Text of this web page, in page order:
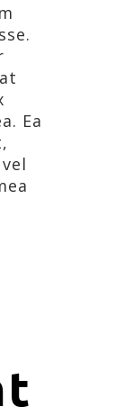
Ea